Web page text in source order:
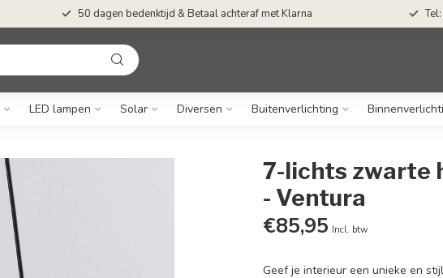
50 dagen bedenktijd & Betaal achteraf met Klarna
LED lampen Solar Diversen Buitenverlichting
7-lichts zwarte
- Ventura
€85,95 Incl. btw
Geef je interieur een unieke en